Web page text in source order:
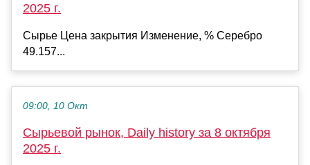
2025 г.
Сырье Цена закрытия Изменение, % Серебро
49.157...
09:00, 10 Окт
Сырьевой рынок, Daily history за 8 октября
2025 г.